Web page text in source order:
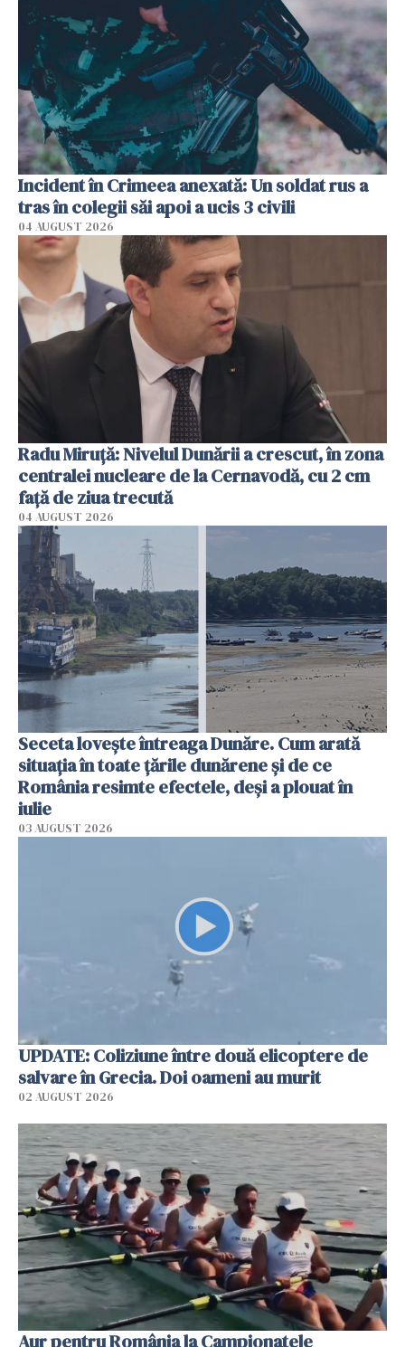
Incident în Crimeea anexată: Un soldat rus a
tras în colegii săi apoi a ucis 3 civili
04 AUGUST 2026
Radu Miruţă: Nivelul Dunării a crescut, în zona
centralei nucleare de la Cernavodă, cu 2 cm
faţă de ziua trecută
04 AUGUST 2026
Seceta lovește întreaga Dunăre. Cum arată
situația în toate țările dunărene și de ce
România resimte efectele, deși a plouat în
iulie
03 AUGUST 2026
UPDATE: Coliziune între două elicoptere de
salvare în Grecia. Doi oameni au murit
02 AUGUST 2026
Aur pentru România la Campionatele